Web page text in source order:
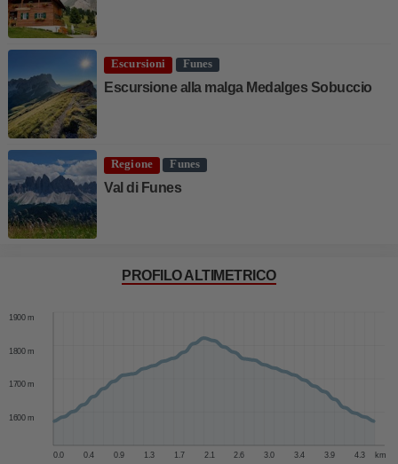
Escursioni Funes
Escursione alla malga Medalges Sobuccio
Regione Funes
Val di Funes
PROFILO ALTIMETRICO
0.0 0.4 0.9 1.3 1.7 2.1 2.6 3.0 3.4 3.9 4.3 km
1600 m
1700 m
1800 m
1900 m